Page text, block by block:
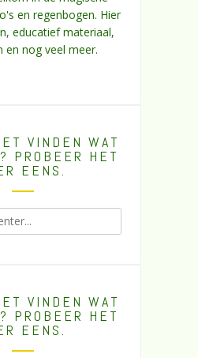
en regenbogen. Hier
educatief materiaal,
en nog veel meer.
VINDEN WAT
PROBEER HET
EENS.
VINDEN WAT
PROBEER HET
EENS.